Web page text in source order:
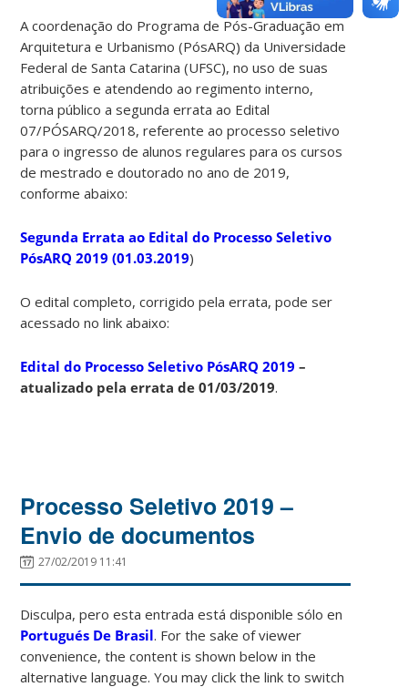
A coordenação do Programa de Pós-Graduação em
Arquitetura e Urbanismo (PósARQ) da Universidade
Federal de Santa Catarina (UFSC), no uso de suas
atribuições e atendendo ao regimento interno,
torna público a segunda errata ao Edital
07/PÓSARQ/2018, referente ao processo seletivo
para o ingresso de alunos regulares para os cursos
de mestrado e doutorado no ano de 2019,
conforme abaixo:
Segunda Errata ao Edital do Processo Seletivo
PósARQ 2019 (01.03.2019)
O edital completo, corrigido pela errata, pode ser
acessado no link abaixo:
Edital do Processo Seletivo PósARQ 2019 –
atualizado pela errata de 01/03/2019.
Processo Seletivo 2019 –
Envio de documentos
27/02/2019 11:41
Disculpa, pero esta entrada está disponible sólo en
Portugués De Brasil. For the sake of viewer
convenience, the content is shown below in the
alternative language. You may click the link to switch